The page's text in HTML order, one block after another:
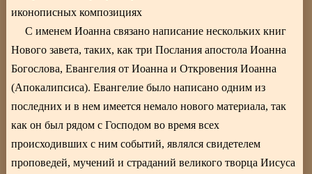
иконописных композициях
С именем Иоанна связано написание нескольких книг
Нового завета, таких, как три Послания апостола Иоанна
Богослова, Евангелия от Иоанна и Откровения Иоанна
(Апокалипсиса). Евангелие было написано одним из
последних и в нем имеется немало нового материала, так
как он был рядом с Господом во время всех
происходивших с ним событий, являлся свидетелем
проповедей, мучений и страданий великого творца Иисуса